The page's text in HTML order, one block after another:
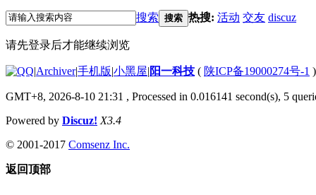
搜索 搜索 热搜: 活动 交友 discuz
请先登录后才能继续浏览
|Archiver|手机版|小黑屋| 阳一科技 ( 陕ICP备19000274号-1 )
GMT+8, 2026-8-10 21:31 , Processed in 0.016141 second(s), 5
Powered by Discuz! X3.4
© 2001-2017 Comsenz Inc.
返回顶部